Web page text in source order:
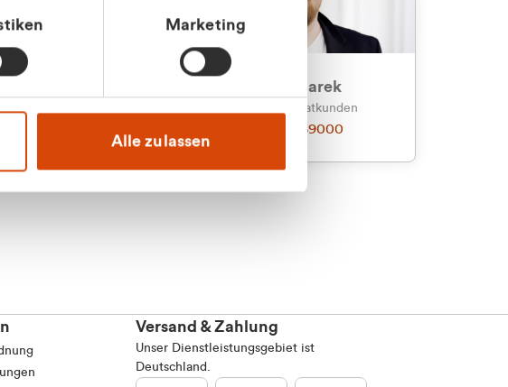
Marketing
Alle zulassen
Julian Marek
Vertrieb - Privatkunden
0216 237 69000
Versand & Zahlung
Unser Dienstleistungsgebiet ist
Deutschland.